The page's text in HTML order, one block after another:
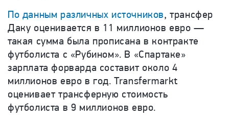
По данным различных источников, трансфер
Даку оценивается в 11 миллионов евро —
такая сумма была прописана в контракте
футболиста с «Рубином». В «Спартаке»
зарплата форварда составит около 4
миллионов евро в год. Transfermarkt
оценивает трансферную стоимость
футболиста в 9 миллионов евро.